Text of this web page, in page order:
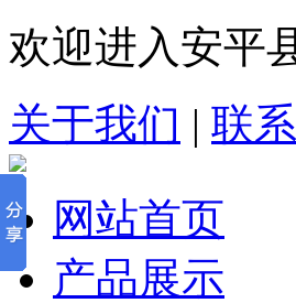
欢迎进入安平
关于我们 | 联
网站首页
产品展示